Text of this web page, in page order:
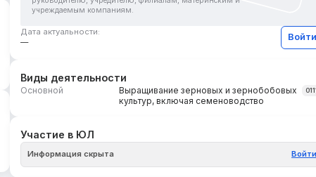
учреждаемым компаниям.
Дата актуальности:
—
Войти
Виды деятельности
Основной
Выращивание зерновых и зернобобовых
культур, включая семеноводство
Участие в ЮЛ
Информация скрыта Войти